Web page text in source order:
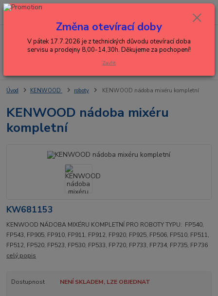
Menu
+420 602 288 130
0,00 Kč
Úvod KENWOOD roboty KENWOOD nádoba mixéru kompletní
KENWOOD nádoba mixéru
kompletní
KW681153
KENWOOD NÁDOBA MIXÉRU KOMPLETNÍ PRO ROBOTY TYPU: FP540,
FP543, FP905, FP910, FP911, FP912, FP920, FP925, FP506, FP510, FP511,
FP512, FP520, FP523, FP530, FP533, FP720, FP733, FP734, FP735, FP736
celý popis
Dostupnost NENÍ SKLADEM, LZE OBJEDNAT
Změna otevírací doby
V pátek 17.7.2026 je z technických důvodu otevírací doba
servisu a prodejny 8,00-14,30h. Děkujeme za pochopení!
Zavřít